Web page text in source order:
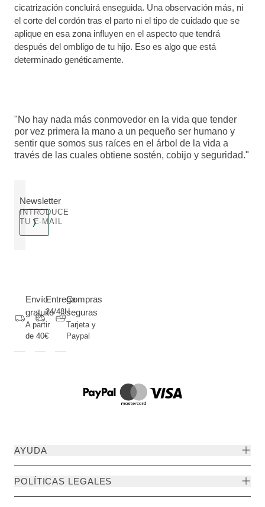
cicatrización concluirá enseguida. Una observación más, ni
el corte del cordón tras el parto ni el tipo de cuidado que se
aplique en esa zona influyen en el aspecto que tendrá
después del ombligo de tu hijo. Eso es algo que está
determinado genéticamente.
"No hay nada más conmovedor en la vida que tender
por vez primera la mano a un pequeño ser humano y
sentir que somos sus raíces en el árbol de la vida a
través de las cuales obtiene sostén, cobijo y seguridad."
Newsletter
INTRODUCE
TU E-MAIL
Envío
gratuito
A partir
de 40€
Entrega
24/48H
Compras
seguras
Tarjeta y
Paypal
AYUDA
POLÍTICAS LEGALES